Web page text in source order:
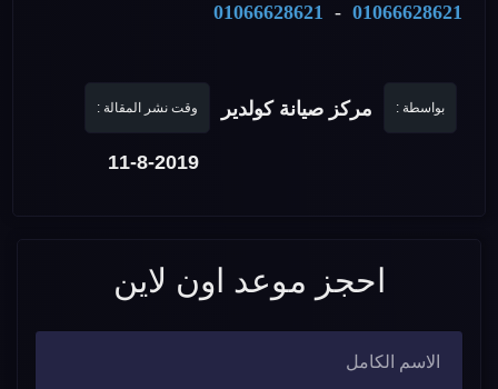
01066628621
-
01066628621
بواسطة : مركز صيانة كولدير وقت نشر المقالة :
11-8-2019
احجز موعد اون لاين